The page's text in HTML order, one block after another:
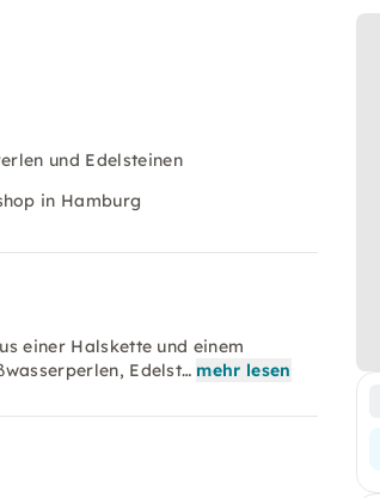
und Edelsteinen
in Hamburg
einer Halskette und einem
Edelst… mehr lesen